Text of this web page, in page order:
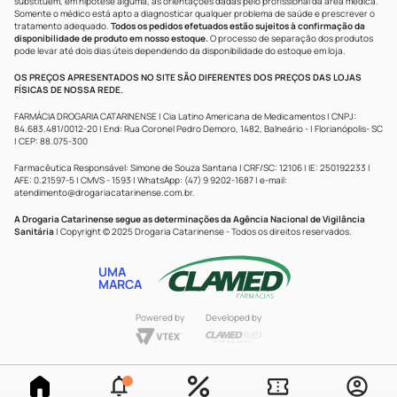
Somente o médico está apto a diagnosticar qualquer problema de saúde e prescrever o
tratamento adequado. Todos os pedidos efetuados estão sujeitos à confirmação da
disponibilidade de produto em nosso estoque.O processo de separação dos produtos
pode levar até dois dias úteis dependendo da disponibilidade do estoque em loja.
OS PREÇOS APRESENTADOS NO SITE SÃO DIFERENTES DOS PREÇOS DAS LOJAS
FÍSICAS DE NOSSA REDE.
FARMÁCIA DROGARIA CATARINENSE | Cia Latino Americana de Medicamentos | CNPJ:
84.683.481/0012-20 | End: Rua Coronel Pedro Demoro, 1482, Balneário - | Florianópolis- SC
| CEP: 88.075-300
Farmacêutica Responsável: Simone de Souza Santana | CRF/SC: 12106 | IE: 250192233 |
AFE: 0.21597-5 | CMVS - 1593 | WhatsApp: (47) 9 9202-1687 | e-mail:
atendimento@drogariacatarinense.com.br.
A Drogaria Catarinense segue as determinações da Agência Nacional de Vigilância
Sanitária | Copyright © 2025 Drogaria Catarinense - Todos os direitos reservados.
UMA
MARCA
Powered by Developed by